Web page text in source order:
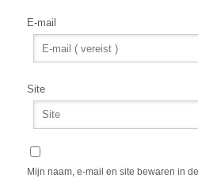
E-mail
Site
Mijn naam, e-mail en site bewaren in